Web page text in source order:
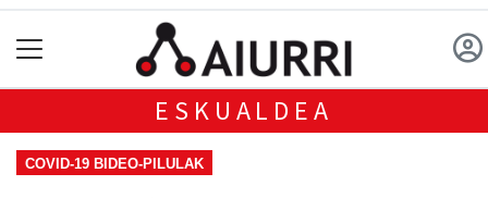
ESKUALDEA
COVID-19 BIDEO-PILULAK